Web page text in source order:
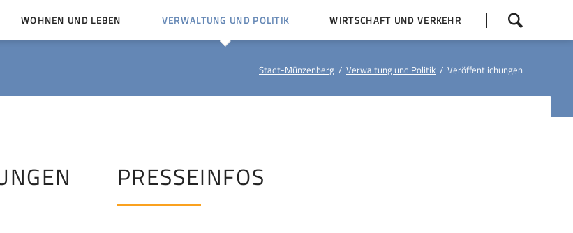
überspringen
WOHNEN UND LEBEN VERWALTUNG UND POLITIK
Politische Gremien
WIRTSCHAFT UND VERKEHR
Stadt-Münzenberg Verwaltung und Politik Veröffentlichungen
PRESSEINFOS